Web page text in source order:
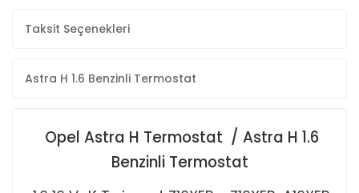
Taksit Seçenekleri
Astra H 1.6 Benzinli Termostat
Opel Astra H Termostat / Astra H 1.6
Benzinli Termostat